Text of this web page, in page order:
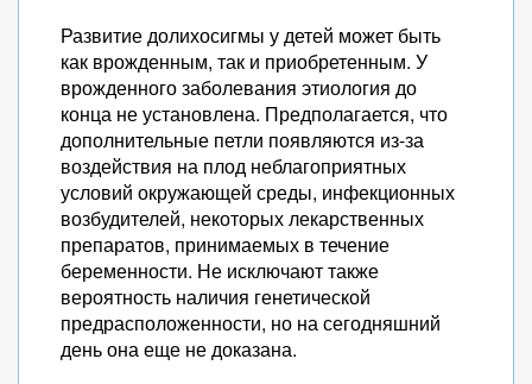
Развитие долихосигмы у детей может быть
как врожденным, так и приобретенным. У
врожденного заболевания этиология до
конца не установлена. Предполагается, что
дополнительные петли появляются из-за
воздействия на плод неблагоприятных
условий окружающей среды, инфекционных
возбудителей, некоторых лекарственных
препаратов, принимаемых в течение
беременности. Не исключают также
вероятность наличия генетической
предрасположенности, но на сегодняшний
день она еще не доказана.